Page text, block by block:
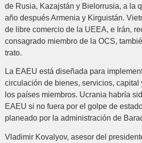
de Rusia, Kazajstán y Bielorrusia, a la
año después Armenia y Kirguistán.
de libre comercio de la UEEA, e Irán,
consagrado miembro de la OCS,
trato.
La EAEU está diseñada para
circulación de bienes, servicios, capital
los países miembros. Ucrania habría
EAEU si no fuera por el golpe de
planeado por la administración de
Vladimir Kovalyov, asesor del